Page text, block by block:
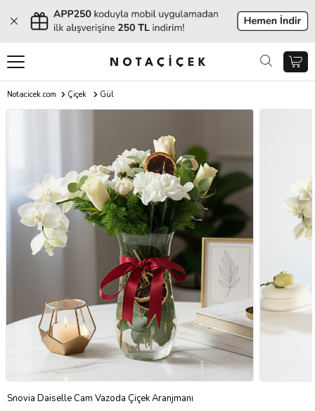
Notacicek.com Çiçek Gül
Snovia Daiselle Cam Vazoda Çiçek Aranjmanı